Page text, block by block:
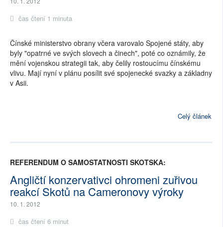
čas čtení 1 minuta
Čínské ministerstvo obrany včera varovalo Spojené státy, aby
byly "opatrné ve svých slovech a činech", poté co oznámily, že
mění vojenskou strategii tak, aby čelily rostoucímu čínskému
vlivu. Mají nyní v plánu posílit své spojenecké svazky a základny
v Asii.
Celý článek
REFERENDUM O SAMOSTATNOSTI SKOTSKA:
Angličtí konzervativci ohromeni zuřivou
reakcí Skotů na Cameronovy výroky
10. 1. 2012
čas čtení 6 minut